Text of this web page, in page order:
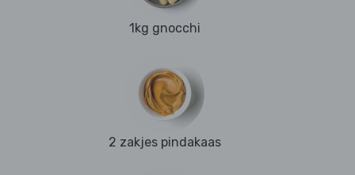
1kg gnocchi
2 zakjes pindakaas